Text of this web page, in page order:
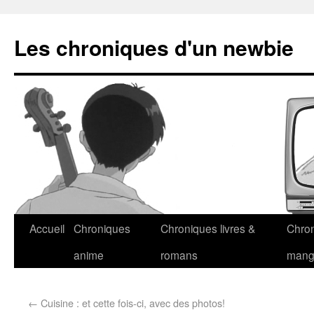
Les chroniques d'un newbie
Accueil Chroniques
anime
Chroniques livres &
romans
← Cuisine : et cette fois-ci, avec des photos!